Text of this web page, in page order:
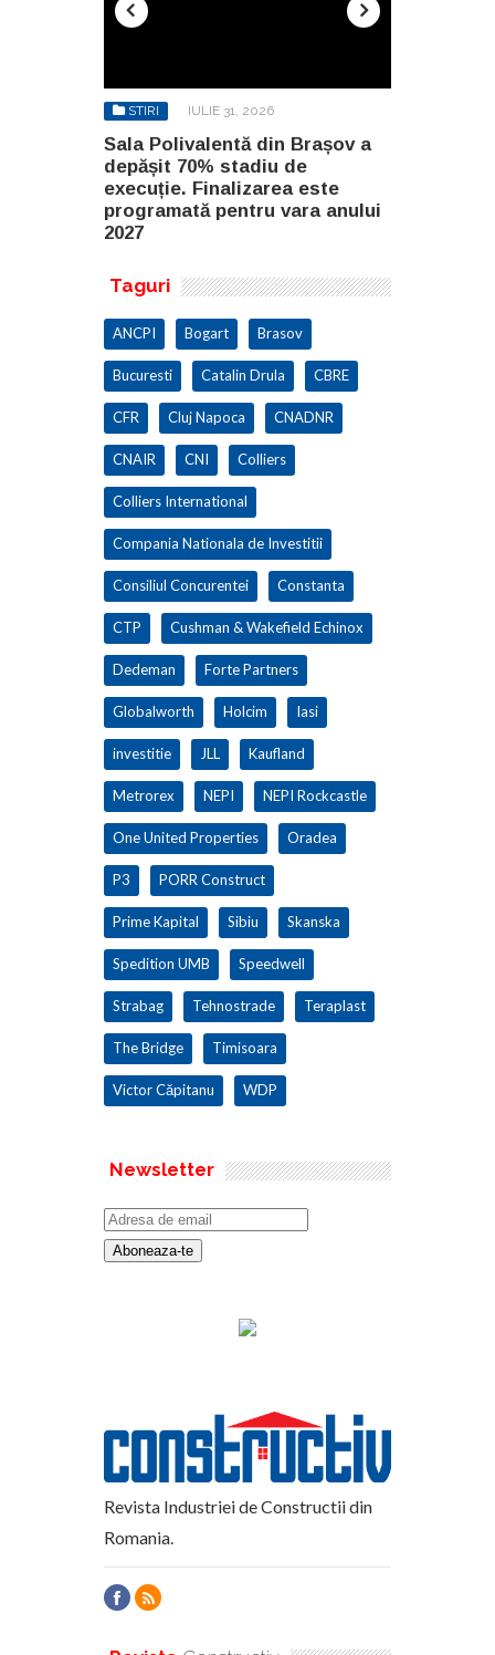
STIRI IULIE 31, 2026
Sala Polivalentă din Brașov a
depășit 70% stadiu de
execuție. Finalizarea este
programată pentru vara anului
2027
Taguri
ANCPI Bogart Brasov
Bucuresti Catalin Drula CBRE
CFR Cluj Napoca CNADNR
CNAIR CNI Colliers
Colliers International
Compania Nationala de Investitii
Consiliul Concurentei Constanta
CTP Cushman & Wakefield Echinox
Dedeman Forte Partners
Globalworth Holcim Iasi
investitie JLL Kaufland
Metrorex NEPI NEPI Rockcastle
One United Properties Oradea
P3 PORR Construct
Prime Kapital Sibiu Skanska
Spedition UMB Speedwell
Strabag Tehnostrade Teraplast
The Bridge Timisoara
Victor Căpitanu WDP
Newsletter
Revista Industriei de Constructii din
Romania.